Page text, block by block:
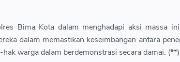
Bima Kota dalam menghadapi aksi massa
dalam memastikan keseimbangan antara
warga dalam berdemonstrasi secara damai. (**)